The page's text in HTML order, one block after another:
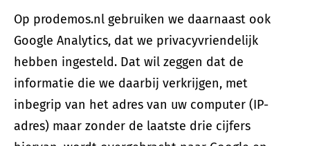
Op prodemos.nl gebruiken we daarnaast ook
Google Analytics, dat we privacyvriendelijk
hebben ingesteld. Dat wil zeggen dat de
informatie die we daarbij verkrijgen, met
inbegrip van het adres van uw computer (IP-
adres) maar zonder de laatste drie cijfers